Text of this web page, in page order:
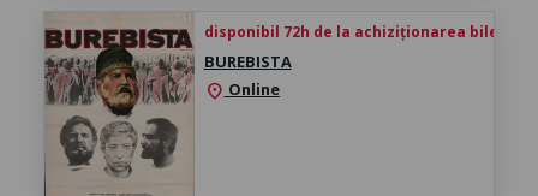
disponibil 72h de la achiziționarea biletului
BUREBISTA
location_on Online